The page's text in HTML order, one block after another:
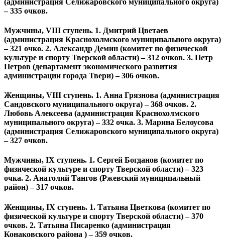
– 335 очков.
Мужчины, VIII ступень. 1. Дмитрий Цветаев
(администрация Краснохолмского муниципального округа)
– 321 очко. 2. Александр Демин (комитет по физической
культуре и спорту Тверской области) – 312 очков. 3. Петр
Петров (департамент экономического развития
администрации города Твери) – 306 очков.
Женщины, VIII ступень. 1. Анна Грязнова (администрация
Сандовского муниципального округа) – 368 очков. 2.
Любовь Алексеева (администрация Краснохолмского
муниципального округа) – 332 очка. 3. Марина Белоусова
(администрация Селижаровского муниципального округа)
– 327 очков.
Мужчины, IX ступень. 1. Сергей Богданов (комитет по
физической культуре и спорту Тверской области) – 323
очка. 2. Анатолий Тангов (Ржевский муниципальный
район) – 317 очков.
Женщины, IX ступень. 1. Татьяна Цветкова (комитет по
физической культуре и спорту Тверской области) – 370
очков. 2. Татьяна Писаренко (администрация
Конаковского района ) – 359 очков.